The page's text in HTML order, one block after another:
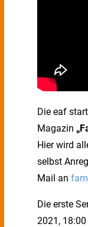
Die eaf
Magazin
Hier wird
selbst
Mail an
Die erste
2021, 18:00